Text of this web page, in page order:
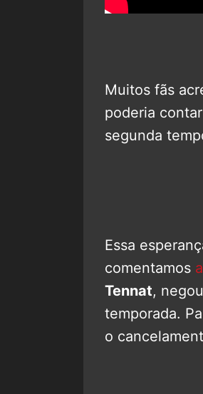
Muitos fãs
poderia
segunda
Essa
comentamos
Tennat,
temporada.
o